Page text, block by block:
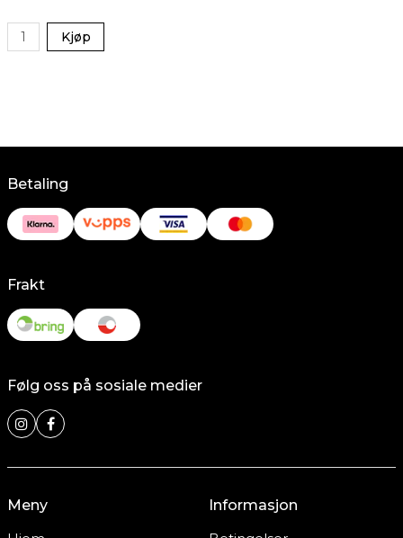
Kjøp
Betaling
Frakt
Følg oss på sosiale medier
Meny
Informasjon